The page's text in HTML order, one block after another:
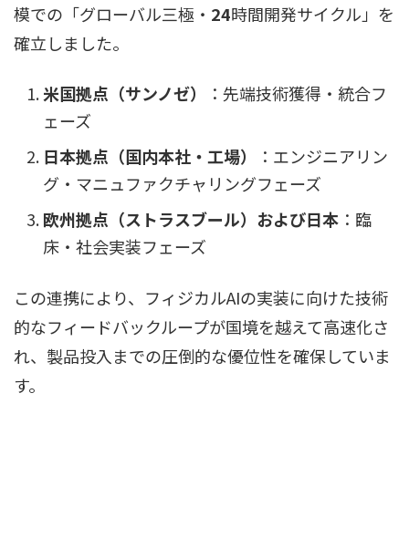
模での「グローバル三極・ 24時間開発サイクル」を
確立しました。
米国拠点（サンノゼ）
：先端技術獲得・統合フ
ェーズ
日本拠点（国内本社・工場）
：エンジニアリン
グ・マニュファクチャリングフェーズ
欧州拠点（ストラスブール）および日本 ：臨
床・社会実装フェーズ
この連携により、フィジカルAIの実装に向けた技術
的なフィードバックループが国境を越えて高速化さ
れ、製品投入までの圧倒的な優位性を確保していま
す。